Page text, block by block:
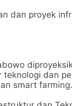
dan proyek
teknologi dan
smart farming.